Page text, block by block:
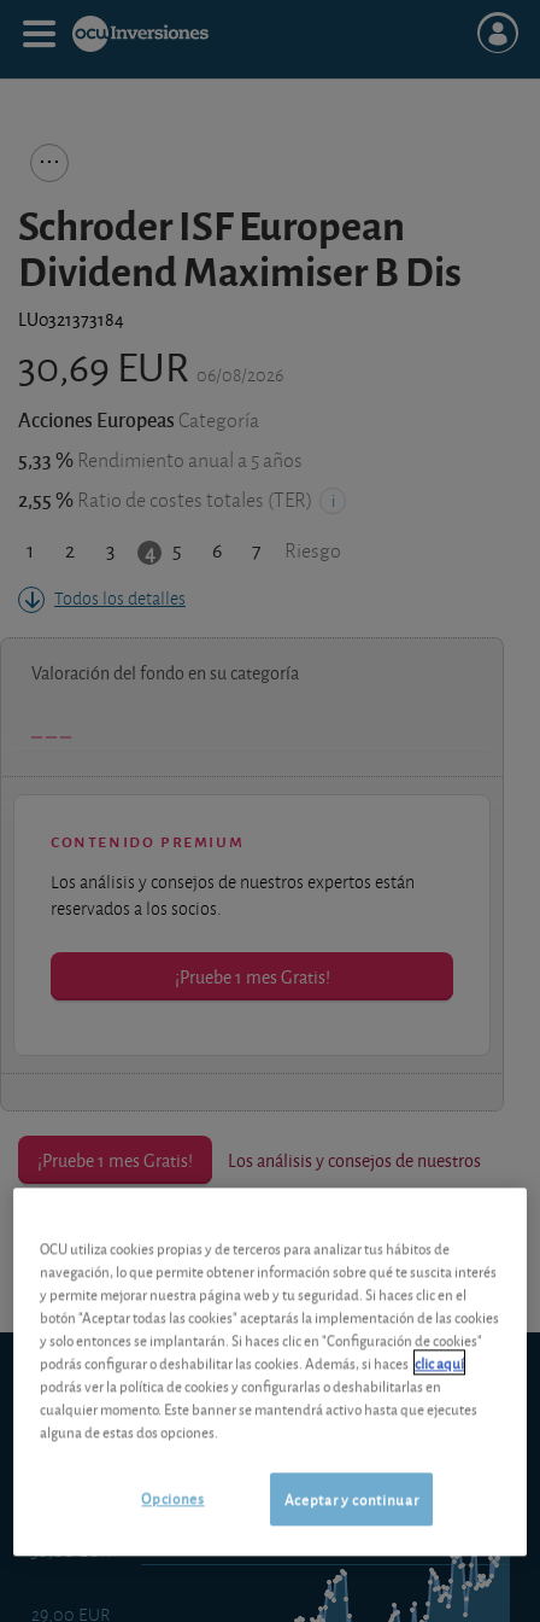
Schroder ISF European
Dividend Maximiser B Dis
LU0321373184
30,69 EUR 06/08/2026
Acciones Europeas Categoría
5,33 % Rendimiento anual a 5 años
2,55 % Ratio de costes totales (TER)
1 2 3 4 5 6 7 Riesgo
Todos los detalles
Valoración del fondo en su categoría
contenido premium
Los análisis y consejos de nuestros expertos están
reservados a los socios.
¡Pruebe 1 mes Gratis!
¡Pruebe 1 mes Gratis! Los análisis y consejos de nuestros
5d 1m 6m ytd 1y 5y 10y
Schroder ISF European Dividend Maximiser B Dis
29,00 EUR
30,00 EUR
OCU utiliza cookies propias y de terceros para analizar tus hábitos de
navegación, lo que permite obtener información sobre qué te suscita interés
y permite mejorar nuestra página web y tu seguridad. Si haces clic en el
botón "Aceptar todas las cookies" aceptarás la implementación de las cookies
y solo entonces se implantarán. Si haces clic en "Configuración de cookies"
podrás configurar o deshabilitar las cookies. Además, si haces clic aquí
podrás ver la política de cookies y configurarlas o deshabilitarlas en
cualquier momento. Este banner se mantendrá activo hasta que ejecutes
alguna de estas dos opciones.
Aceptar y continuar
Opciones